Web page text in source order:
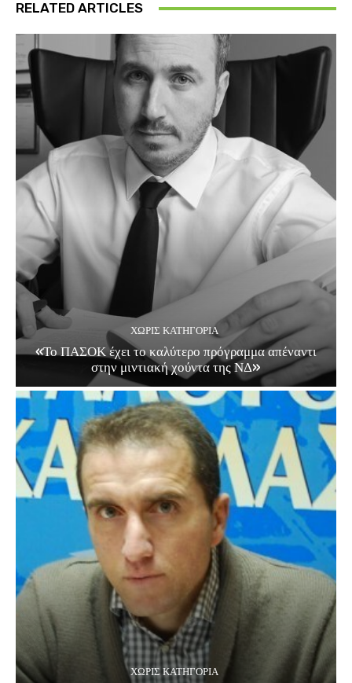
RELATED ARTICLES
ΧΩΡΊΣ ΚΑΤΗΓΟΡΊΑ
«Το ΠΑΣΟΚ έχει το καλύτερο πρόγραμμα απέναντι
στην μιντιακή χούντα της ΝΔ»
ΧΩΡΊΣ ΚΑΤΗΓΟΡΊΑ